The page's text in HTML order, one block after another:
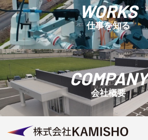
WORKS
仕事を知る
COMPANY
会社概要